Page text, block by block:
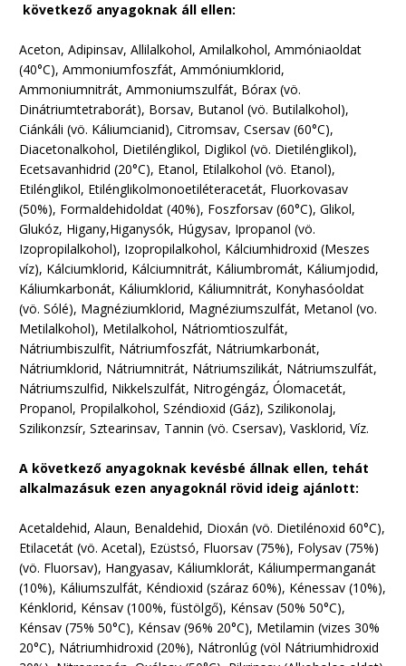
következő anyagoknak áll ellen:
Aceton, Adipinsav, Allilalkohol, Amilalkohol, Ammóniaoldat
(40°C), Ammoniumfoszfát, Ammóniumklorid,
Ammoniumnitrát, Ammoniumszulfát, Bórax (vö.
Dinátriumtetraborát), Borsav, Butanol (vö. Butilalkohol),
Ciánkáli (vö. Káliumcianid), Citromsav, Csersav (60°C),
Diacetonalkohol, Dietilénglikol, Diglikol (vö. Dietilénglikol),
Ecetsavanhidrid (20°C), Etanol, Etilalkohol (vö. Etanol),
Etilénglikol, Etilénglikolmonoetiléteracetát, Fluorkovasav
(50%), Formaldehidoldat (40%), Foszforsav (60°C), Glikol,
Glukóz, Higany,Higanysók, Húgysav, Ipropanol (vö.
Izopropilalkohol), Izopropilalkohol, Kálciumhidroxid (Meszes
víz), Kálciumklorid, Kálciumnitrát, Káliumbromát, Káliumjodid,
Káliumkarbonát, Káliumklorid, Káliumnitrát, Konyhasóoldat
(vö. Sólé), Magnéziumklorid, Magnéziumszulfát, Metanol (vo.
Metilalkohol), Metilalkohol, Nátriomtioszulfát,
Nátriumbiszulfit, Nátriumfoszfát, Nátriumkarbonát,
Nátriumklorid, Nátriumnitrát, Nátriumszilikát, Nátriumszulfát,
Nátriumszulfid, Nikkelszulfát, Nitrogéngáz, Ólomacetát,
Propanol, Propilalkohol, Széndioxid (Gáz), Szilikonolaj,
Szilikonzsír, Sztearinsav, Tannin (vö. Csersav), Vasklorid, Víz.
A következő anyagoknak kevésbé állnak ellen, tehát
alkalmazásuk ezen anyagoknál rövid ideig ajánlott:
Acetaldehid, Alaun, Benaldehid, Dioxán (vö. Dietilénoxid 60°C),
Etilacetát (vö. Acetal), Ezüstsó, Fluorsav (75%), Folysav (75%)
(vö. Fluorsav), Hangyasav, Káliumklorát, Káliumpermanganát
(10%), Káliumszulfát, Kéndioxid (száraz 60%), Kénessav (10%),
Kénklorid, Kénsav (100%, füstölgő), Kénsav (50% 50°C),
Kénsav (75% 50°C), Kénsav (96% 20°C), Metilamin (vizes 30%
20°C), Nátriumhidroxid (20%), Nátronlúg (völ Nátriumhidroxid